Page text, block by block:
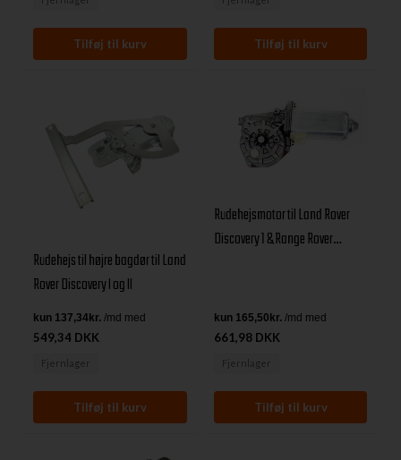
Rudehejs til højre bagdør til Land
Rover Discovery I og II
549,34 DKK
Fjernlager
Rudehejsmotor til Land Rover
Discovery 1 & Range Rover
661,98 DKK
Fjernlager